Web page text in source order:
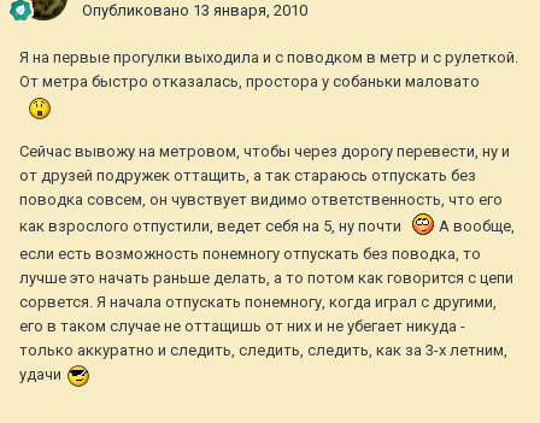
Опубликовано 13 января, 2010
Я на первые прогулки выходила и с поводком в метр и с рулеткой.
От метра быстро отказалась, простора у собаньки маловато
Сейчас вывожу на метровом, чтобы через дорогу перевести, ну и
от друзей подружек оттащить, а так стараюсь отпускать без
поводка совсем, он чувствует видимо ответственность, что его
как взрослого отпустили, ведет себя на 5, ну почти
А вообще,
если есть возможность понемногу отпускать без поводка, то
лучше это начать раньше делать, а то потом как говорится с цепи
сорвется. Я начала отпускать понемногу, когда играл с другими,
его в таком случае не оттащишь от них и не убегает никуда -
только аккуратно и следить, следить, следить, как за 3-х летним,
удачи